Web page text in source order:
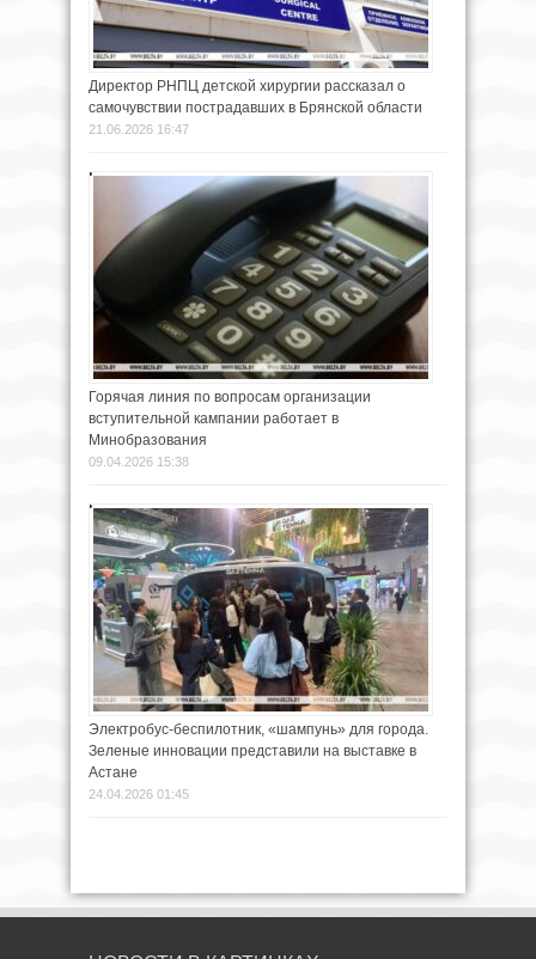
Директор РНПЦ детской хирургии рассказал о
самочувствии пострадавших в Брянской области
21.06.2026 16:47
Горячая линия по вопросам организации
вступительной кампании работает в
Минобразования
09.04.2026 15:38
Электробус-беспилотник, «шампунь» для города.
Зеленые инновации представили на выставке в
Астане
24.04.2026 01:45